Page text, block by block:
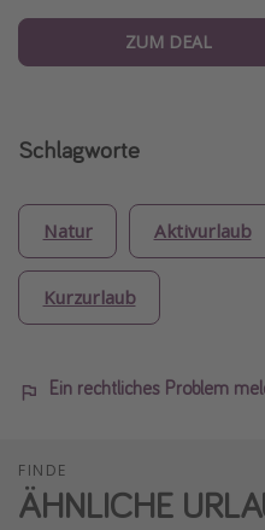
ZUM DEAL
Schlagworte
Natur Aktivurlaub
Kurzurlaub
Ein rechtliches Problem
FINDE
ÄHNLICHE